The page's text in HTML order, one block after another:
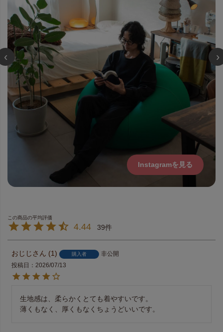
‹
Instagramを見る
›
4.44 39
おじじ 1 購入者
非公開
投稿日
2026/07/13
生地感は、柔らかくとても着やすいです。
薄くもなく、厚くもなくちょうどいいです。